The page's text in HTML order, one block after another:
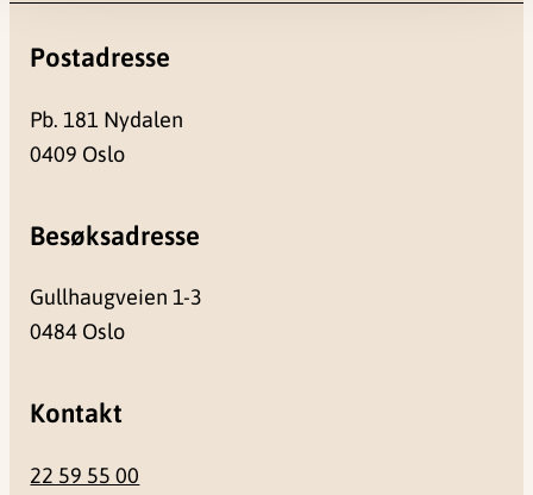
Postadresse
Pb. 181 Nydalen
0409 Oslo
Besøksadresse
Gullhaugveien 1-3
0484 Oslo
Kontakt
22 59 55 00